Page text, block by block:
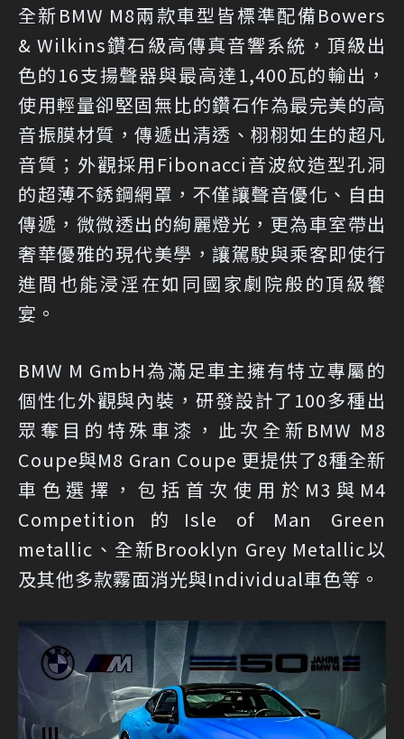
全新BMW M8兩款車型皆標準配備Bowers
& Wilkins鑽石級高傳真音響系統，頂級出
色的16支揚聲器與最高達1,400瓦的輸出，
使用輕量卻堅固無比的鑽石作為最完美的高
音振膜材質，傳遞出清透、栩栩如生的超凡
音質；外觀採用Fibonacci音波紋造型孔洞
的超薄不銹鋼網罩，不僅讓聲音優化、自由
傳遞，微微透出的絢麗燈光，更為車室帶出
奢華優雅的現代美學，讓駕駛與乘客即使行
進間也能浸淫在如同國家劇院般的頂級饗
宴。
BMW M GmbH為滿足車主擁有特立專屬的
個性化外觀與內裝，研發設計了100多種出
眾奪目的特殊車漆，此次全新BMW M8
Coupe與M8 Gran Coupe 更提供了8種全新
車色選擇，包括首次使用於M3與M4
Competition的Isle of Man Green
metallic、全新Brooklyn Grey Metallic以
及其他多款霧面消光與Individual車色等。